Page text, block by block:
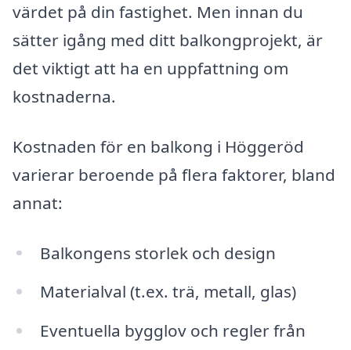
värdet på din fastighet. Men innan du
sätter igång med ditt balkongprojekt, är
det viktigt att ha en uppfattning om
kostnaderna.
Kostnaden för en balkong i Höggeröd
varierar beroende på flera faktorer, bland
annat:
Balkongens storlek och design
Materialval (t.ex. trä, metall, glas)
Eventuella bygglov och regler från